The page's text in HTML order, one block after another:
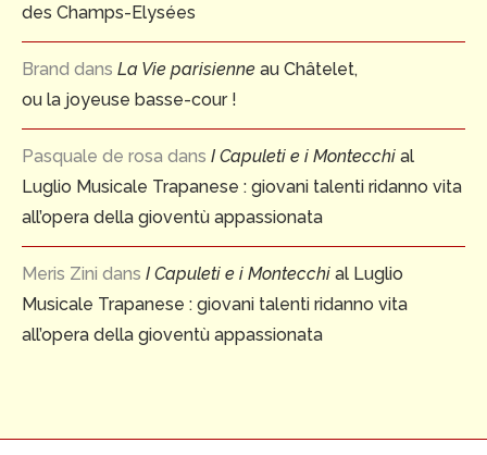
des Champs-Elysées
Brand dans La Vie parisienne au Châtelet,
ou la joyeuse basse-cour !
Pasquale de rosa dans I Capuleti e i Montecchi al
Luglio Musicale Trapanese : giovani talenti ridanno vita
all’opera della gioventù appassionata
Meris Zini dans I Capuleti e i Montecchi al Luglio
Musicale Trapanese : giovani talenti ridanno vita
all’opera della gioventù appassionata